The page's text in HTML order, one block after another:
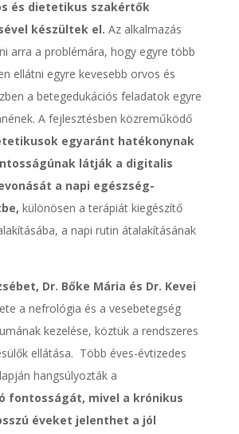
és dietetikus szakértők
készültek el. Az alkalmazás
arra a problémára, hogy egyre több
ellátni egyre kevesebb orvos és
a betegedukációs feladatok egyre
A fejlesztésben közreműködő
egyaránt hatékonynak
látják a digitalis
a napi egészség-
különösen a terápiát kiegészítő
a napi rutin átalakításának
Dr. Bőke Mária és Dr. Kevei
a nefrológia és a vesebetegség
kezelése, köztük a rendszeres
ellátása. Több éves-évtizedes
hangsúlyozták a
fontosságát, mivel a krónikus
éveket jelenthet a jól